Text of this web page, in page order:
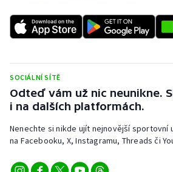
SOCIÁLNÍ SÍTĚ
Odteď vám už nic neunikne.
i na dalších platformách.
Nenechte si nikde ujít nejnovější sportovní
na Facebooku, X, Instagramu, Threads či